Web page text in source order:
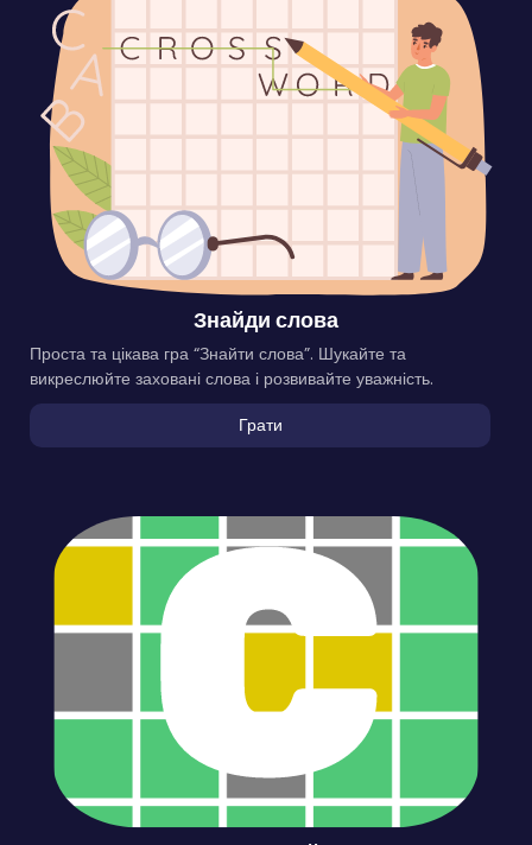
Знайди слова
Проста та цікава гра “Знайти слова”. Шукайте та
викреслюйте заховані слова і розвивайте уважність.
Грати